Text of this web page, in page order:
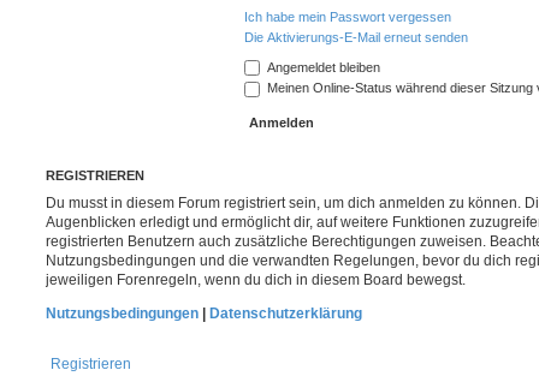
Ich habe mein Passwort vergessen
Die Aktivierungs-E-Mail erneut senden
Angemeldet bleiben
Meinen Online-Status während dieser Sitzung
REGISTRIEREN
Du musst in diesem Forum registriert sein, um dich anmelden zu können.
Augenblicken erledigt und ermöglicht dir, auf weitere Funktionen
registrierten Benutzern auch zusätzliche Berechtigungen zuweisen.
Nutzungsbedingungen und die verwandten Regelungen, bevor du dich
jeweiligen Forenregeln, wenn du dich in diesem Board bewegst.
Nutzungsbedingungen
Datenschutzerklärung
Registrieren